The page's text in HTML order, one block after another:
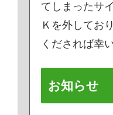
てしまったサ
Ｋを外してお
くだされば幸
お知らせ